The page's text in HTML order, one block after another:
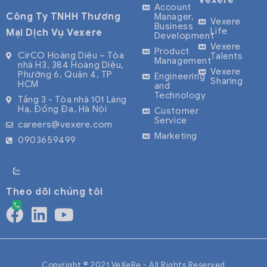
tuyến với
hàng triệu
lượt truy cập
mỗi tháng.
Vexere đang
hợp tác bán
vé với hơn
600 nhà xe,
phủ rộng hầu
platform,
connecting
over 2,000
transport
operators
and serving
millions of
passengers
every month.
bringing
Công Ty TNHH Thương
Mại Dịch Vụ Vexere
CirCO Hoàng Diệu – Tòa
nhà H3, 384 Hoàng Diệu,
Phường 6, Quận 4, TP
HCM
Tầng 3 - Tòa nhà 101 Láng
Hạ, Đống Đa, Hà Nội
careers@vexere.com
0903659499
Account
Manager,
Business
Development
Product
Management
Engineering
and
Technology
Customer
Service
Marketing
Vexere
Life
Vexere
Talents
Vexere
Sharing
Theo dõi chúng tôi